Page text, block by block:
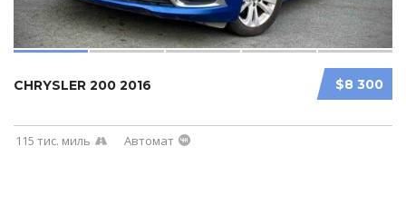
$8 300
CHRYSLER 200 2016
115 тис. миль Автомат